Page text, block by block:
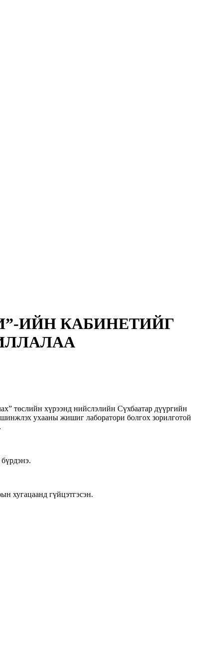
ИЙН КАБИНЕТИЙГ
төслийн хүрээнд нийслэлийн Сүхбаатар дүүргийн
ухааны жишиг лаборатори болгох зорилготой
хугацаанд гүйцэтгэсэн.